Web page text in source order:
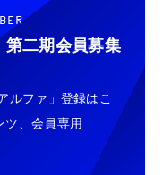
第二期会員募集
ルファ」登録はこ
ツ、会員専用